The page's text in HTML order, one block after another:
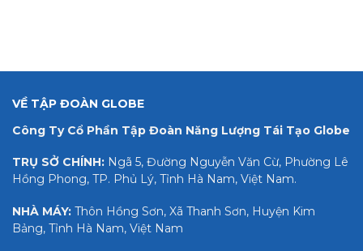
VỀ TẬP ĐOÀN GLOBE
Công Ty Cổ Phần Tập Đoàn Năng Lượng Tái Tạo Globe
TRỤ SỞ CHÍNH: Ngã 5, Đường Nguyễn Văn Cừ, Phường Lê
Hồng Phong, TP. Phủ Lý, Tỉnh Hà Nam, Việt Nam.
NHÀ MÁY: Thôn Hồng Sơn, Xã Thanh Sơn, Huyện Kim
Bảng, Tỉnh Hà Nam, Việt Nam